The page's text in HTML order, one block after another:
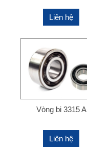
Liên hệ
Vòng bi 3315 A
Liên hệ